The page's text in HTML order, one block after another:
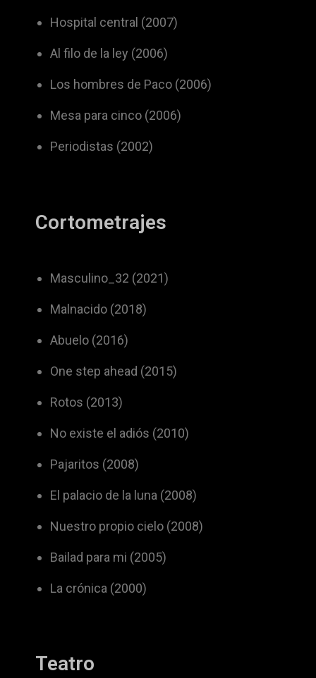
Hospital central (2007)
Al filo de la ley (2006)
Los hombres de Paco (2006)
Mesa para cinco (2006)
Periodistas (2002)
Cortometrajes
Masculino_32 (2021)
Malnacido (2018)
Abuelo (2016)
One step ahead (2015)
Rotos (2013)
No existe el adiós (2010)
Pajaritos (2008)
El palacio de la luna (2008)
Nuestro propio cielo (2008)
Bailad para mi (2005)
La crónica (2000)
Teatro